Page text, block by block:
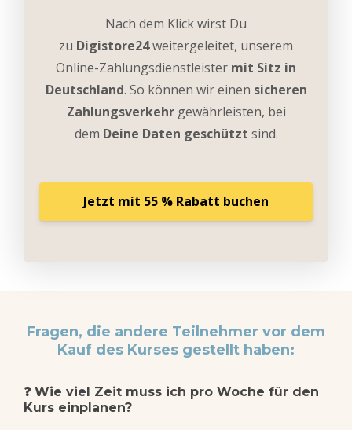
Nach dem Klick wirst Du
zu Digistore24weitergeleitet, unserem
Online-Zahlungsdienstleister mit Sitz in
Deutschland. So können wir einen sicheren
Zahlungsverkehrgewährleisten, bei
dem Deine Daten geschützt sind.
Jetzt mit 55 % Rabatt buchen
Fragen, die andere Teilnehmer vor dem
Kauf des Kurses gestellt haben:
❓ Wie viel Zeit muss ich pro Woche für den
Kurs einplanen?